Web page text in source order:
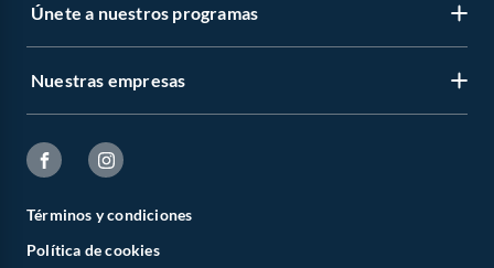
Únete a nuestros programas
Nuestras empresas
Términos y condiciones
Política de cookies